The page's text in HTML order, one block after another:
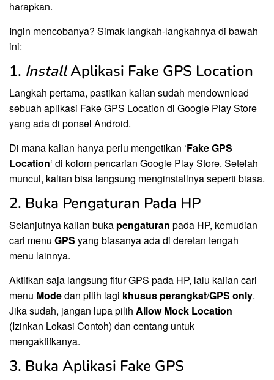
harapkan.
Ingin mencobanya? Simak langkah-langkahnya di bawah
ini:
1. InstallAplikasi Fake GPS Location
Langkah pertama, pastikan kalian sudah mendownload
sebuah aplikasi Fake GPS Location di Google Play Store
yang ada di ponsel Android.
Di mana kalian hanya perlu mengetikan ‘Fake GPS
Location‘ di kolom pencarian Google Play Store. Setelah
muncul, kalian bisa langsung menginstallnya seperti biasa.
2. Buka Pengaturan Pada HP
Selanjutnya kalian buka pengaturan pada HP, kemudian
cari menu GPS yang biasanya ada di deretan tengah
menu lainnya.
Aktifkan saja langsung fitur GPS pada HP, lalu kalian cari
menu Modedan pilih lagi khusus perangkat/GPS only.
Jika sudah, jangan lupa pilih Allow Mock Location
(Izinkan Lokasi Contoh) dan centang untuk
mengaktifkanya.
3. Buka Aplikasi Fake GPS